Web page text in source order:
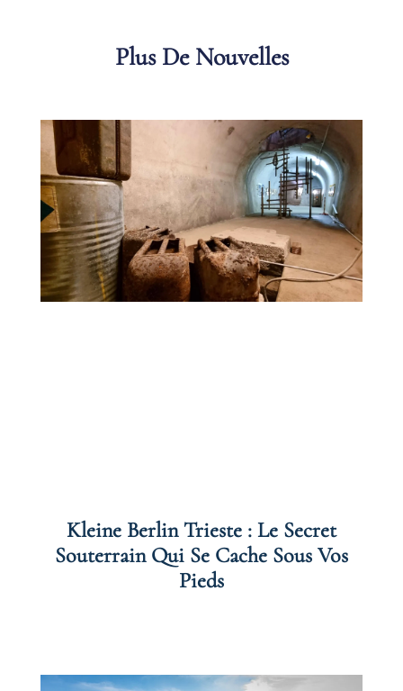
Plus De Nouvelles
Kleine Berlin Trieste : Le Secret
Souterrain Qui Se Cache Sous Vos
Pieds